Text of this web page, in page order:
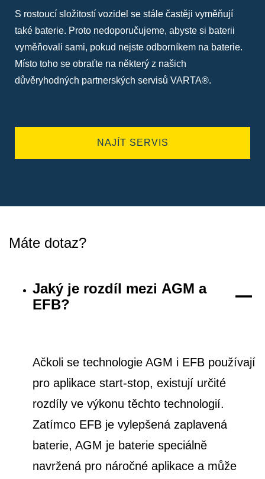
S rostoucí složitostí vozidel se stále častěji vyměňují
také baterie. Proto nedoporučujeme, abyste si baterii
vyměňovali sami, pokud nejste odborníkem na baterie.
Místo toho se obraťte na některý z našich
důvěryhodných partnerských servisů VARTA®.
NAJÍT SERVIS
Máte dotaz?
Jaký je rozdíl mezi AGM a
EFB?
Ačkoli se technologie AGM i EFB používají
pro aplikace start-stop, existují určité
rozdíly ve výkonu těchto technologií.
Zatímco EFB je vylepšená zaplavená
baterie, AGM je baterie speciálně
navržená pro náročné aplikace a může